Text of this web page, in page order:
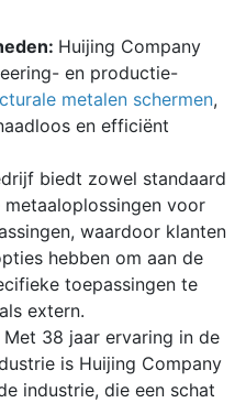
Huijing Company
en productie-
metalen schermen,
en efficiënt
biedt zowel standaard
voor
waardoor klanten
hebben om aan de
toepassingen te
extern.
Met 38 jaar ervaring in de
is Huijing Company
industrie, die een schat